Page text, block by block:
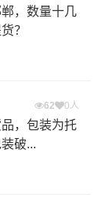
，数量十几
？
62 0人
，包装为托
破...